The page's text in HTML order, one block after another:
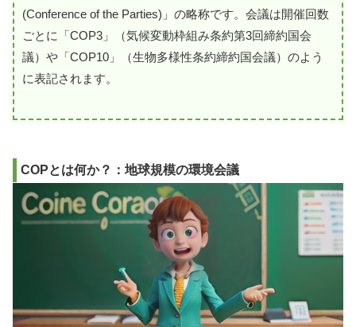
(Conference of the Parties)」の略称です。会議は開催回数
ごとに「COP3」（気候変動枠組み条約第3回締約国会
議）や「COP10」（生物多様性条約締約国会議）のよう
に表記されます。
COPとは何か？：地球規模の環境会議